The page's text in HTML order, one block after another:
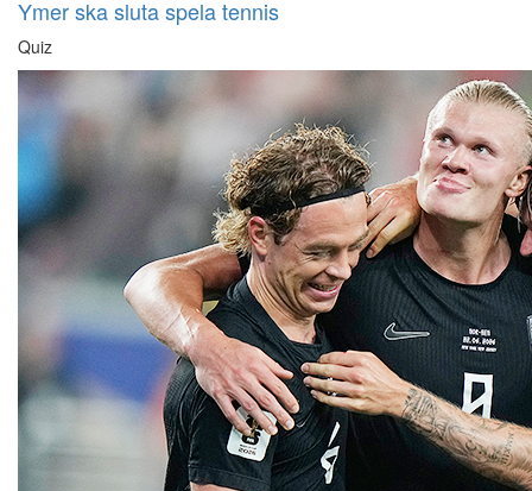
Ymer ska sluta spela tennis
Quiz